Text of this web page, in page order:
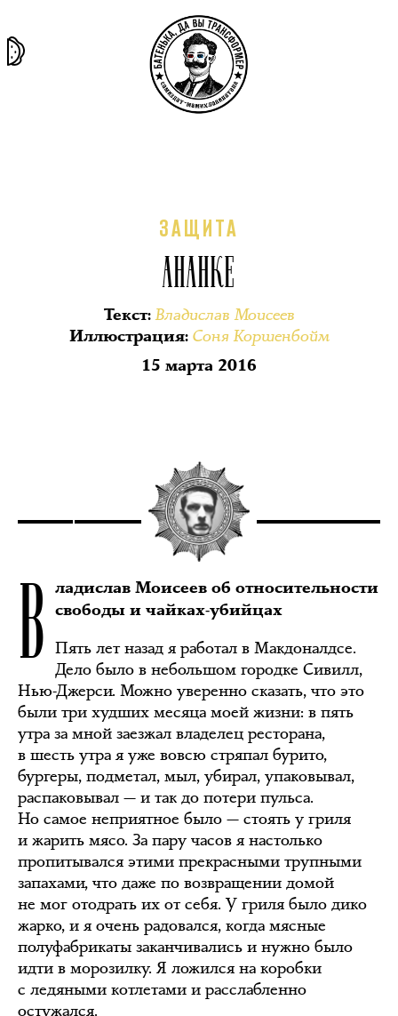
ЗАЩИТА
АНАНКЕ
Текст:Владислав Моисеев
Иллюстрация: Соня Коршенбойм
15 марта 2016
В ладислав Моисеев об относительности
свободы и чайках-убийцах
Пять лет назад я работал в Макдоналдсе.
Дело было в небольшом городке Сивилл,
Нью-Джерси. Можно уверенно сказать, что это
были три худших месяца моей жизни: в пять
утра за мной заезжал владелец ресторана,
в шесть утра я уже вовсю стряпал бурито,
бургеры, подметал, мыл, убирал, упаковывал,
распаковывал — и так до потери пульса.
Но самое неприятное было — стоять у гриля
и жарить мясо. За пару часов я настолько
пропитывался этими прекрасными трупными
запахами, что даже по возвращении домой
не мог отодрать их от себя. У гриля было дико
жарко, и я очень радовался, когда мясные
полуфабрикаты заканчивались и нужно было
идти в морозилку. Я ложился на коробки
с ледяными котлетами и расслабленно
остужался.